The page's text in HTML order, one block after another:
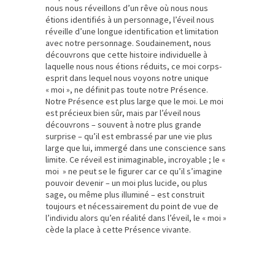
nous nous réveillons d’un rêve où nous nous
étions identifiés à un personnage, l’éveil nous
réveille d’une longue identification et limitation
avec notre personnage. Soudainement, nous
découvrons que cette histoire individuelle à
laquelle nous nous étions réduits, ce moi corps-
esprit dans lequel nous voyons notre unique
« moi », ne définit pas toute notre Présence.
Notre Présence est plus large que le moi. Le moi
est précieux bien sûr, mais par l’éveil nous
découvrons – souvent à notre plus grande
surprise – qu’il est embrassé par une vie plus
large que lui, immergé dans une conscience sans
limite. Ce réveil est inimaginable, incroyable ; le «
moi » ne peut se le figurer car ce qu’il s’imagine
pouvoir devenir – un moi plus lucide, ou plus
sage, ou même plus illuminé – est construit
toujours et nécessairement du point de vue de
l’individu alors qu’en réalité dans l’éveil, le « moi »
cède la place à cette Présence vivante.